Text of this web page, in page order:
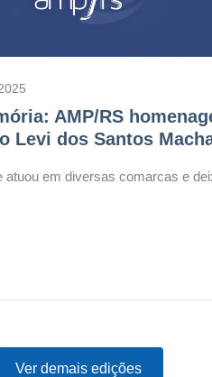
AMP/RS
Levi dos Santos
atuou em diversas comarcas e
Ver demais edições